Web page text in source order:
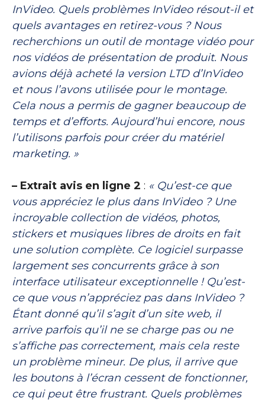
InVideo. Quels problèmes InVideo résout-il et
quels avantages en retirez-vous ? Nous
recherchions un outil de montage vidéo pour
nos vidéos de présentation de produit. Nous
avions déjà acheté la version LTD d’InVideo
et nous l’avons utilisée pour le montage.
Cela nous a permis de gagner beaucoup de
temps et d’efforts. Aujourd’hui encore, nous
l’utilisons parfois pour créer du matériel
marketing. »
– Extrait avis en ligne 2 : « Qu’est-ce que
vous appréciez le plus dans InVideo ? Une
incroyable collection de vidéos, photos,
stickers et musiques libres de droits en fait
une solution complète. Ce logiciel surpasse
largement ses concurrents grâce à son
interface utilisateur exceptionnelle ! Qu’est-
ce que vous n’appréciez pas dans InVideo ?
Étant donné qu’il s’agit d’un site web, il
arrive parfois qu’il ne se charge pas ou ne
s’affiche pas correctement, mais cela reste
un problème mineur. De plus, il arrive que
les boutons à l’écran cessent de fonctionner,
ce qui peut être frustrant. Quels problèmes